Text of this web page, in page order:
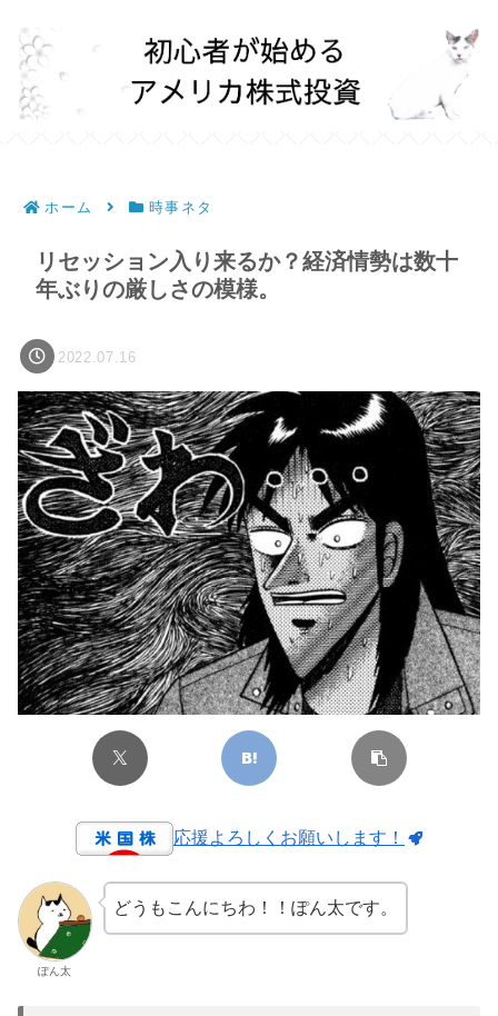
ホーム 時事ネタ
リセッション入り来るか？経済情勢は数十
年ぶりの厳しさの模様。
2022.07.16
応援よろしくお願いします！
ぽん太
どうもこんにちわ！！ぽん太です。